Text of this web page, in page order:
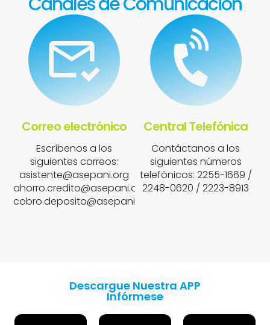
Correo electrónico
Escríbenos a los
siguientes correos:
asistente@asepani.org
ahorro.credito@asepani.org
cobro.deposito@asepani.org
Central Telefónica
Contáctanos a los
siguientes números
telefónicos: 2255-1669 /
2248-0620 / 2223-8913
Descargue Nuestra APP
Infórmese